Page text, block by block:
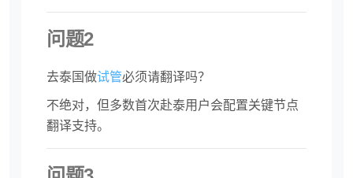
问题2
去泰国做试管必须请翻译吗？
不绝对，但多数首次赴泰用户会配置关键节点
翻译支持。